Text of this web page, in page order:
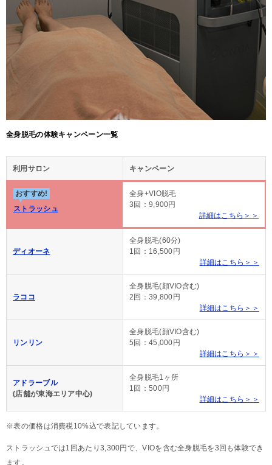
全身脱毛の体験キャンペーン一覧
利用サロン キャンペーン
おすすめ!
ストラッシュ
全身+VIO脱毛
3回：9,900円
詳細はこちら＞＞
ディオーネ
全身脱毛(60分)
1回：16,500円
詳細はこちら＞＞
ラココ
全身脱毛(顔VIO含む)
2回：39,800円
詳細はこちら＞＞
リンリン
全身脱毛(顔VIO含む)
5回：45,000円
詳細はこちら＞＞
アドラーブル
(店舗が東海エリア中心)
全身脱毛1ヶ所
1回：500円
詳細はこちら＞＞
※表の価格は消費税10%込で表記しています。
ストラッシュでは1回あたり3,300円で、VIOを含む全身脱毛を3回も体験でき
ます。